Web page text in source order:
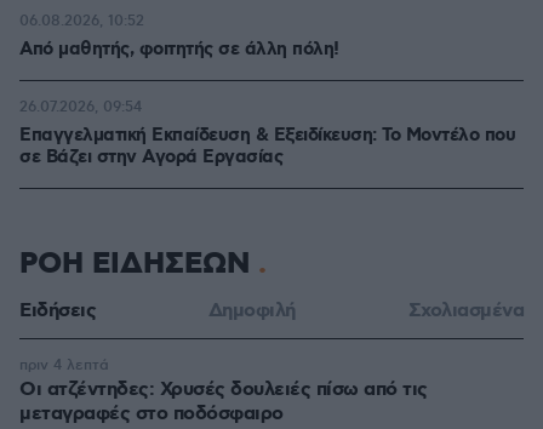
Από μαθητής, φοιτητής σε άλλη πόλη!
06.08.2026, 10:52
Επαγγελματική Εκπαίδευση & Εξειδίκευση: Το Mοντέλο που
σε Bάζει στην Aγορά Eργασίας
26.07.2026, 09:54
ΡΟΗ ΕΙΔΗΣΕΩΝ
Ειδήσεις Δημοφιλή Σχολιασμένα
Οι ατζέντηδες: Χρυσές δουλειές πίσω από τις
μεταγραφές στο ποδόσφαιρο
πριν 4 λεπτά